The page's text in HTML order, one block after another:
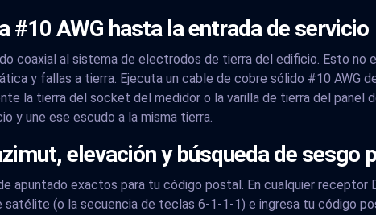
#10 AWG hasta la entrada de servicio
coaxial al sistema de electrodos de tierra del edificio. Esto no
y fallas a tierra. Ejecuta un cable de cobre sólido #10 AWG
la tierra del socket del medidor o la varilla de tierra del panel
y une ese escudo a la misma tierra.
elevación y búsqueda de sesgo
apuntado exactos para tu código postal. En cualquier receptor
(o la secuencia de teclas 6-1-1-1) e ingresa tu código